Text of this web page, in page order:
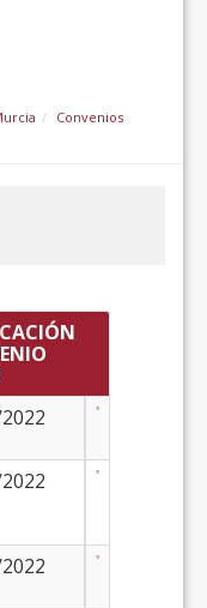
Convenios